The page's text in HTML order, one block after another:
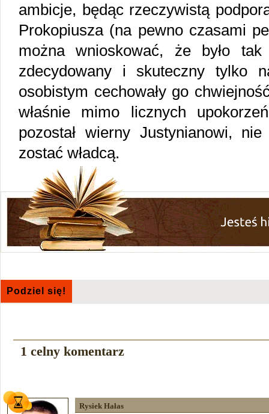
ambicje, będąc rzeczywistą
Prokopiusza (na pewno czasami
można wnioskować, że było
zdecydowany i skuteczny
osobistym cechowały go
właśnie mimo licznych
pozostał wierny Justynianowi,
zostać władcą.
Podziel się!
1 celny komentarz
Rysiek Hałas